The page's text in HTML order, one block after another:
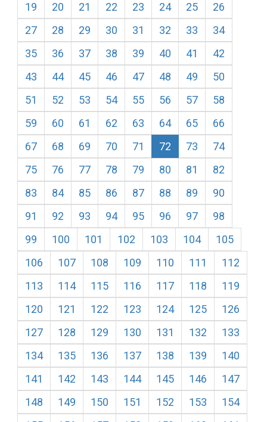
19
20 21 22 23 24 25
26
27
28 29 30 31 32 33
34
35
36 37 38 39 40 41
42
43
44 45 46 47 48 49
50
51
52 53 54 55 56 57
58
59
60 61 62 63 64 65
66
67
68 69 70 71 72 73
74
75
76 77 78 79 80 81
82
83
84 85 86 87 88 89
90
91
92 93 94 95 96 97
98
99
100 101 102 103 104
105
106
107 108 109 110 111
112
113
114 115 116 117 118
119
120
121 122 123 124 125
126
127
128 129 130 131 132
133
134
135 136 137 138 139
140
141
142 143 144 145 146
147
148
149 150 151 152 153
154